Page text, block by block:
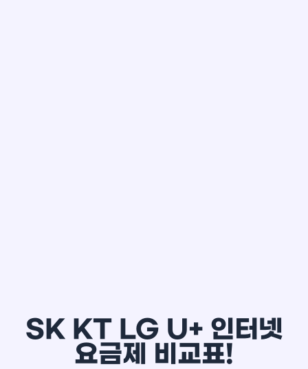
SK KT LG U+ 인터넷
요금제 비교표!